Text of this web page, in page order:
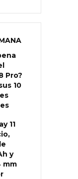
Pro?
10
11
y
mm